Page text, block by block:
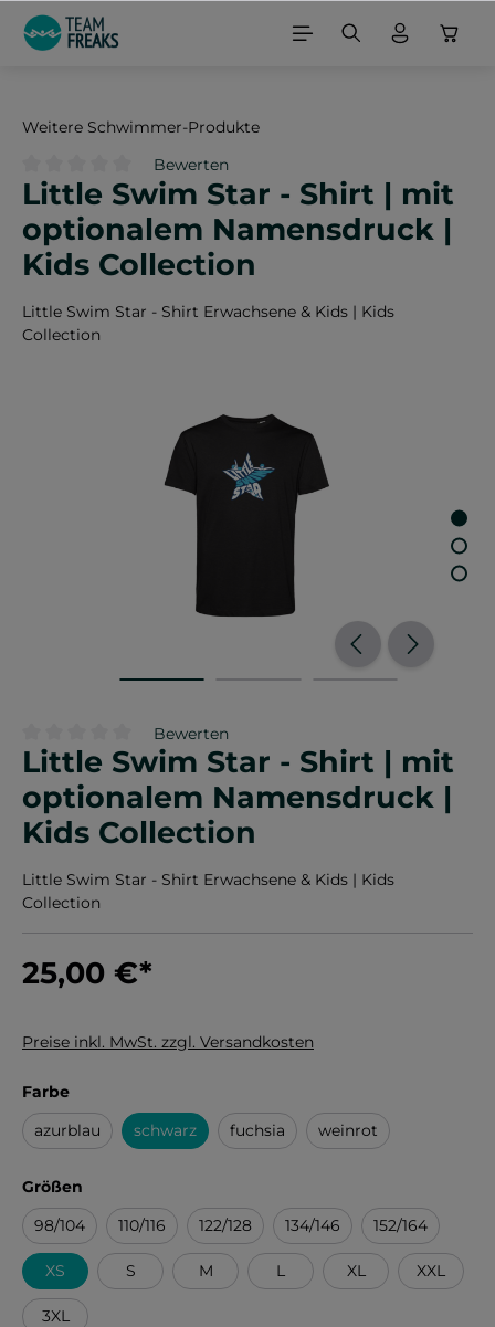
springen
Weitere Schwimmer-Produkte
Durchschnittliche Bewertung von 0 von 5 Sternen
Bewerten
Little Swim Star - Shirt | mit
optionalem Namensdruck |
Kids Collection
Little Swim Star - Shirt Erwachsene & Kids | Kids
Collection
Durchschnittliche Bewertung von 0 von 5 Sternen
Bewerten
Little Swim Star - Shirt | mit
optionalem Namensdruck |
Kids Collection
Little Swim Star - Shirt Erwachsene & Kids | Kids
Collection
25,00 €*
Preise inkl. MwSt. zzgl. Versandkosten
Farbeauswählen
azurblau
schwarz fuchsia weinrot
Größen
98/104
110/116 122/128 134/146 152/164
XS S M L XL XXL
3XL